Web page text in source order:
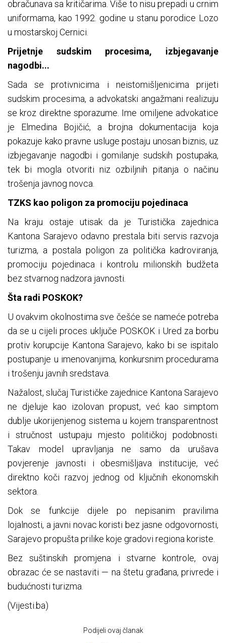
obračunava sa kritičarima. Više to nisu prepadi u crnim
uniformama, kao 1992. godine u stanu porodice Lozo
u mostarskoj Cernici.
Prijetnje sudskim procesima, izbjegavanje
nagodbi...
Sada se protivnicima i neistomišljenicima prijeti
sudskim procesima, a advokatski angažmani realizuju
se kroz direktne sporazume. Ime omiljene advokatice
je Elmedina Bojičić, a brojna dokumentacija koja
pokazuje kako pravne usluge postaju unosan biznis, uz
izbjegavanje nagodbi i gomilanje sudskih postupaka,
tek bi mogla otvoriti niz ozbiljnih pitanja o načinu
trošenja javnog novca.
TZKS kao poligon za promociju pojedinaca
Na kraju ostaje utisak da je Turistička zajednica
Kantona Sarajevo odavno prestala biti servis razvoja
turizma, a postala poligon za politička kadroviranja,
promociju pojedinaca i kontrolu milionskih budžeta
bez stvarnog nadzora javnosti.
Šta radi POSKOK?
U ovakvim okolnostima sve češće se nameće potreba
da se u cijeli proces uključe POSKOK i Ured za borbu
protiv korupcije Kantona Sarajevo, kako bi se ispitalo
postupanje u imenovanjima, konkursnim procedurama
i trošenju javnih sredstava.
Nažalost, slučaj Turističke zajednice Kantona Sarajevo
ne djeluje kao izolovan propust, već kao simptom
dublje ukorijenjenog sistema u kojem transparentnost
i stručnost ustupaju mjesto političkoj podobnosti.
Takav model upravljanja ne samo da urušava
povjerenje javnosti i obesmišljava institucije, već
direktno koči razvoj jednog od ključnih ekonomskih
sektora.
Dok se funkcije dijele po nepisanim pravilima
lojalnosti, a javni novac koristi bez jasne odgovornosti,
Sarajevo propušta prilike koje gradovi regiona koriste.
Bez suštinskih promjena i stvarne kontrole, ovaj
obrazac će se nastaviti — na štetu građana, privrede i
budućnosti turizma.
(Vijesti.ba)
Podijeli ovaj članak